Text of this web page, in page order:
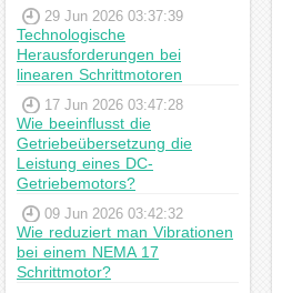
29 Jun 2026 03:37:39
Technologische
Herausforderungen bei
linearen Schrittmotoren
17 Jun 2026 03:47:28
Wie beeinflusst die
Getriebeübersetzung die
Leistung eines DC-
Getriebemotors?
09 Jun 2026 03:42:32
Wie reduziert man Vibrationen
bei einem NEMA 17
Schrittmotor?